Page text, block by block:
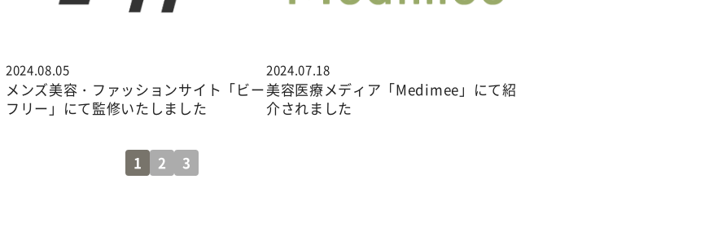
2024.08.05
メンズ美容・ファッションサイト「ビー
フリー」にて監修いたしました
2024.07.18
美容医療メディア「Medimee」にて紹
介されました
1 2 3